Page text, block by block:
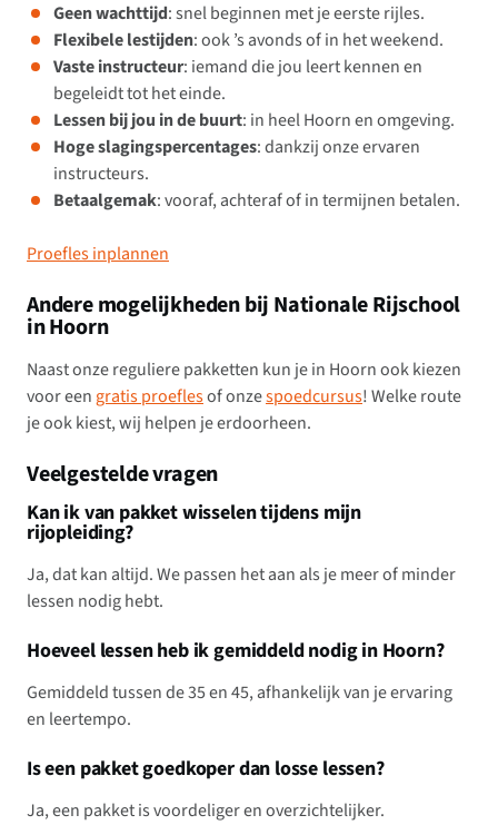
Geen wachttijd: snel beginnen met je eerste rijles.
Flexibele lestijden: ook ’s avonds of in het weekend.
Vaste instructeur: iemand die jou leert kennen en
begeleidt tot het einde.
Lessen bij jou in de buurt: in heel Hoorn en omgeving.
Hoge slagingspercentages: dankzij onze ervaren
instructeurs.
Betaalgemak: vooraf, achteraf of in termijnen betalen.
Proefles inplannen
Andere mogelijkheden bij Nationale Rijschool
in Hoorn
Naast onze reguliere pakketten kun je in Hoorn ook kiezen
voor een gratis proeflesof onzespoedcursus! Welke route
je ook kiest, wij helpen je erdoorheen.
Veelgestelde vragen
Kan ik van pakket wisselen tijdens mijn
rijopleiding?
Ja, dat kan altijd. We passen het aan als je meer of minder
lessen nodig hebt.
Hoeveel lessen heb ik gemiddeld nodig in Hoorn?
Gemiddeld tussen de 35 en 45, afhankelijk van je ervaring
en leertempo.
Is een pakket goedkoper dan losse lessen?
Ja, een pakket is voordeliger en overzichtelijker.